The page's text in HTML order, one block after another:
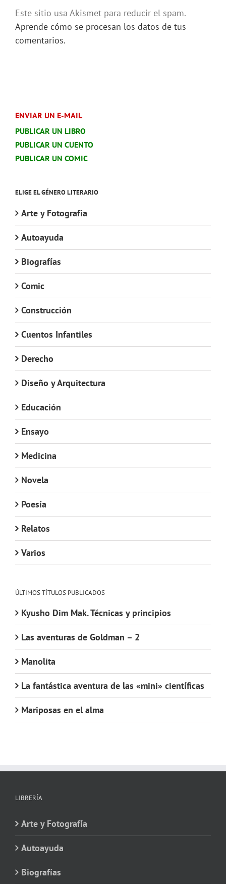
Este sitio usa Akismet para reducir el spam.
Aprende cómo se procesan los datos de tus
comentarios.
ENVIAR UN E-MAIL
PUBLICAR UN LIBRO
PUBLICAR UN CUENTO
PUBLICAR UN COMIC
ELIGE EL GÉNERO LITERARIO
Arte y Fotografía
Autoayuda
Biografías
Comic
Construcción
Cuentos Infantiles
Derecho
Diseño y Arquitectura
Educación
Ensayo
Medicina
Novela
Poesía
Relatos
Varios
ÚLTIMOS TÍTULOS PUBLICADOS
Kyusho Dim Mak. Técnicas y principios
Las aventuras de Goldman – 2
Manolita
La fantástica aventura de las «mini» científicas
Mariposas en el alma
LIBRERÍA
Arte y Fotografía
Autoayuda
Biografías